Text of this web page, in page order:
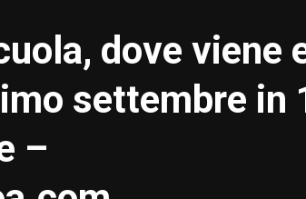
dove viene
settembre in
–